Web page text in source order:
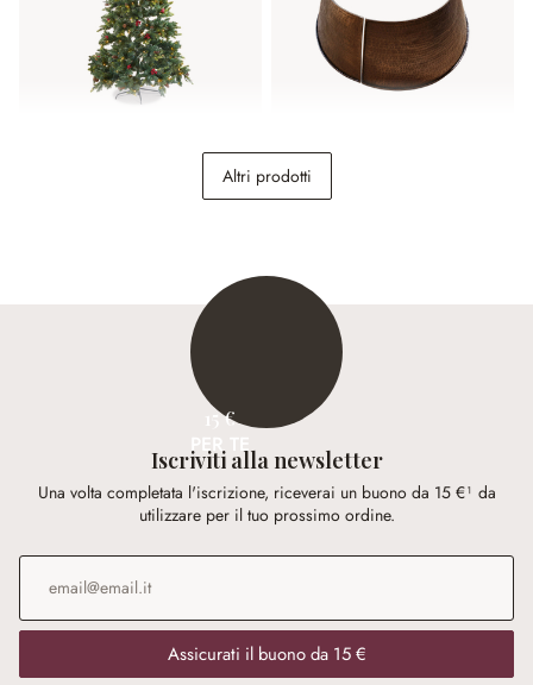
Albero di Natale Bindley
Albero di Natale
circondato Omeyra
Altri prodotti
15 €
PER TE
Iscriviti alla newsletter
Una volta completata l'iscrizione, riceverai un buono da 15 €¹ da
utilizzare per il tuo prossimo ordine.
Indirizzo e-mail
Assicurati il buono da 15 €